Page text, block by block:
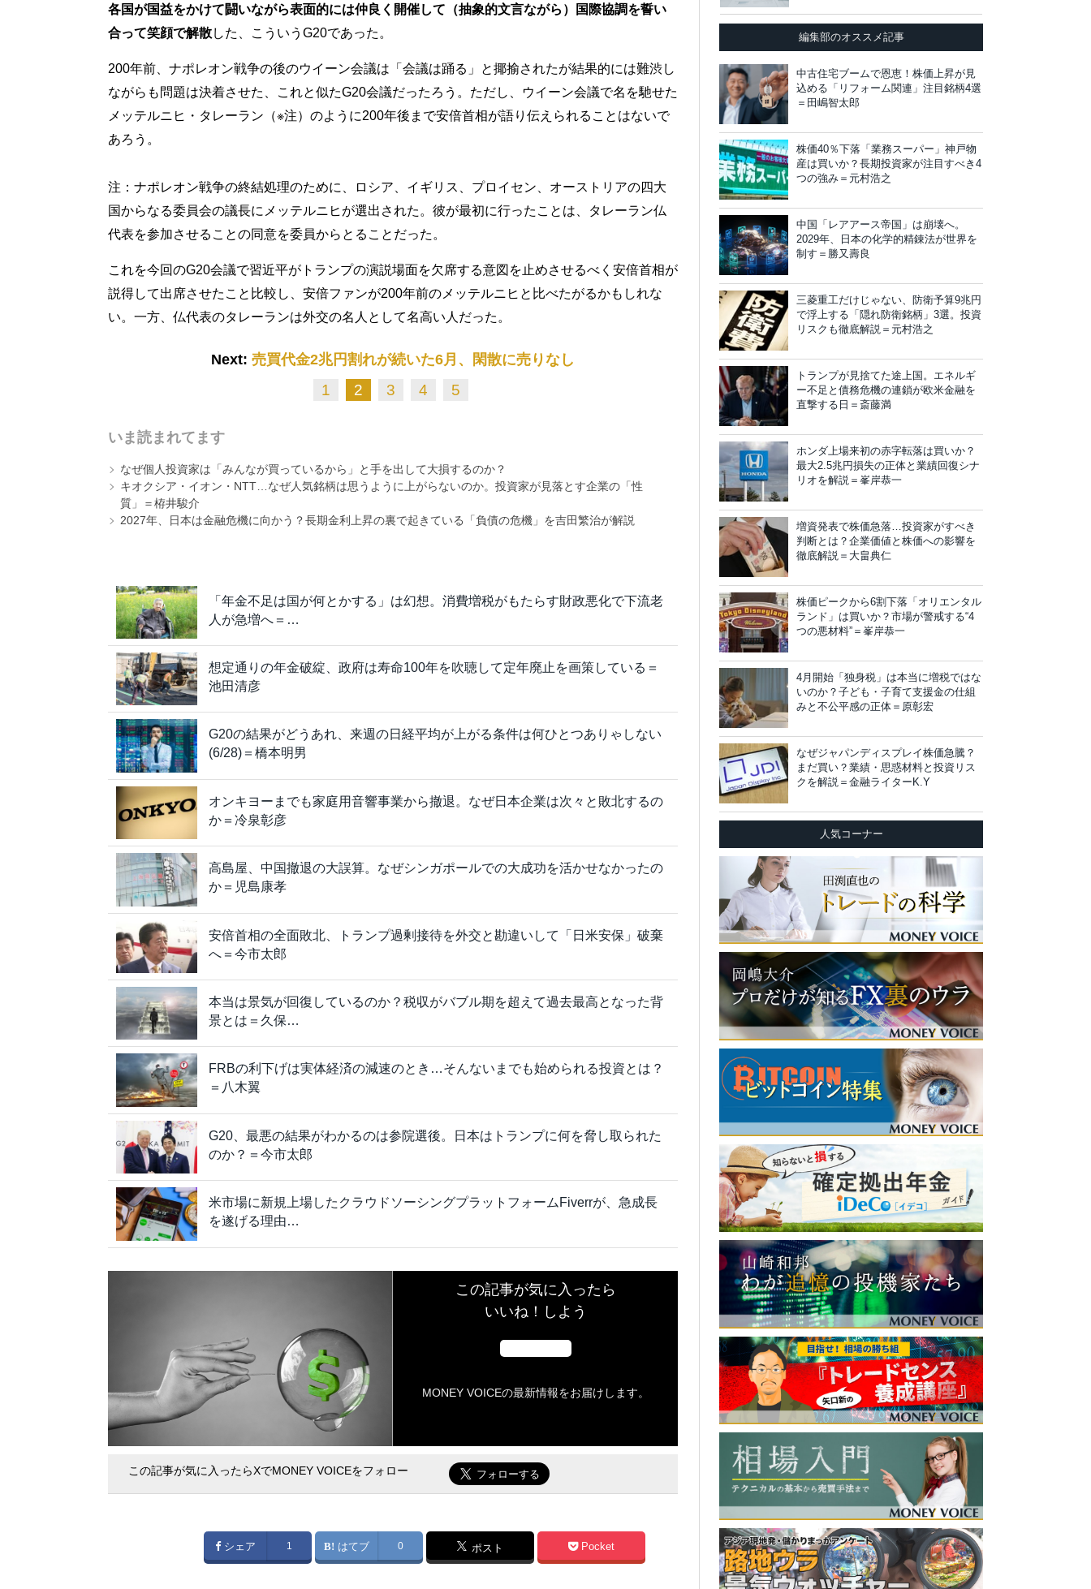
各国が国益をかけて闘いながら表面的には仲良く開催して（抽象的文言ながら）国際協調を誓い
合って笑顔で解散した、こういうG20であった。
200年前、ナポレオン戦争の後のウイーン会議は「会議は踊る」と揶揄されたが結果的には難渋し
ながらも問題は決着させた、これと似たG20会議だったろう。ただし、ウイーン会議で名を馳せた
メッテルニヒ・タレーラン（※注）のように200年後まで安倍首相が語り伝えられることはないで
あろう。
注：ナポレオン戦争の終結処理のために、ロシア、イギリス、プロイセン、オーストリアの四大
国からなる委員会の議長にメッテルニヒが選出された。彼が最初に行ったことは、タレーラン仏
代表を参加させることの同意を委員からとることだった。
これを今回のG20会議で習近平がトランプの演説場面を欠席する意図を止めさせるべく安倍首相が
説得して出席させたこと比較し、安倍ファンが200年前のメッテルニヒと比べたがるかもしれな
い。一方、仏代表のタレーランは外交の名人として名高い人だった。
Next: 売買代金2兆円割れが続いた6月、閑散に売りなし
1 2 3 4 5
いま読まれてます
なぜ個人投資家は「みんなが買っているから」と手を出して大損するのか？
キオクシア・イオン・NTT…なぜ人気銘柄は思うように上がらないのか。投資家が見落とす企業の「性
質」＝栫井駿介
2027年、日本は金融危機に向かう？長期金利上昇の裏で起きている「負債の危機」を吉田繁治が解説
「年金不足は国が何とかする」は幻想。消費増税がもたらす財政悪化で下流老
人が急増へ＝…
想定通りの年金破綻、政府は寿命100年を吹聴して定年廃止を画策している＝
池田清彦
G20の結果がどうあれ、来週の日経平均が上がる条件は何ひとつありゃしない
(6/28)＝橋本明男
オンキヨーまでも家庭用音響事業から撤退。なぜ日本企業は次々と敗北するの
か＝冷泉彰彦
高島屋、中国撤退の大誤算。なぜシンガポールでの大成功を活かせなかったの
か＝児島康孝
安倍首相の全面敗北、トランプ過剰接待を外交と勘違いして「日米安保」破棄
へ＝今市太郎
本当は景気が回復しているのか？税収がバブル期を超えて過去最高となった背
景とは＝久保…
FRBの利下げは実体経済の減速のとき…そんないまでも始められる投資とは？
＝八木翼
G20、最悪の結果がわかるのは参院選後。日本はトランプに何を脅し取られた
のか？＝今市太郎
米市場に新規上場したクラウドソーシングプラットフォームFiverrが、急成長
を遂げる理由…
この記事が気に入ったら
いいね！しよう
MONEY VOICEの最新情報をお届けします。
この記事が気に入ったらXでMONEY VOICEをフォロー
シェア 1 はてブ 0 ポスト Pocket
編集部のオススメ記事
中古住宅ブームで恩恵！株価上昇が見
込める「リフォーム関連」注目銘柄4選
＝田嶋智太郎
株価40％下落「業務スーパー」神戸物
産は買いか？長期投資家が注目すべき4
つの強み＝元村浩之
中国「レアアース帝国」は崩壊へ。
2029年、日本の化学的精錬法が世界を
制す＝勝又壽良
三菱重工だけじゃない、防衛予算9兆円
で浮上する「隠れ防衛銘柄」3選。投資
リスクも徹底解説＝元村浩之
トランプが見捨てた途上国。エネルギ
ー不足と債務危機の連鎖が欧米金融を
直撃する日＝斎藤満
ホンダ上場来初の赤字転落は買いか？
最大2.5兆円損失の正体と業績回復シナ
リオを解説＝峯岸恭一
増資発表で株価急落…投資家がすべき
判断とは？企業価値と株価への影響を
徹底解説＝大畠典仁
株価ピークから6割下落「オリエンタル
ランド」は買いか？市場が警戒する“4
つの悪材料”＝峯岸恭一
4月開始「独身税」は本当に増税ではな
いのか？子ども・子育て支援金の仕組
みと不公平感の正体＝原彰宏
なぜジャパンディスプレイ株価急騰？
まだ買い？業績・思惑材料と投資リス
クを解説＝金融ライターK.Y
人気コーナー